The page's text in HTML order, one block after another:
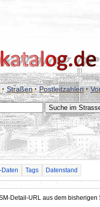
·Straßen·Postleitzahlen·
Daten Tags Datenstand
Detail-URL aus dem